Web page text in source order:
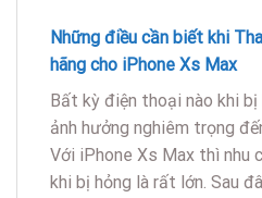
Những điều cần biết khi
hãng cho iPhone Xs Max
Bất kỳ điện thoại nào khi bị
ảnh hưởng nghiêm trọng
Với iPhone Xs Max thì nhu
khi bị hỏng là rất lớn. Sau